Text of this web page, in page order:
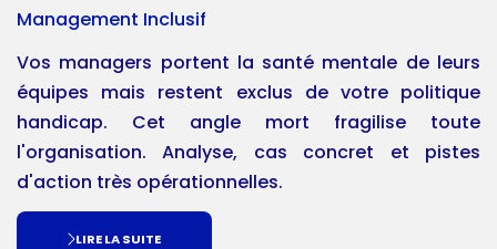
Management Inclusif
Vos managers portent la santé mentale de leurs
équipes mais restent exclus de votre politique
handicap. Cet angle mort fragilise toute
l'organisation. Analyse, cas concret et pistes
d'action très opérationnelles.
LIRE LA SUITE